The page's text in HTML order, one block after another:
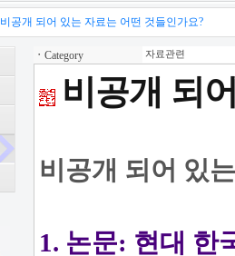
비공개 되어 있는 자료는 어떤 것들인가요?
ㆍCategory 자료관련
비공개 되
비공개 되어 있
1. 논문: 현대 한